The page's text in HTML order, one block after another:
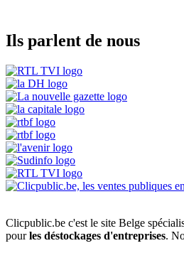
Ils parlent de nous
Clicpublic.be c'est le site Belge
pourles déstockages d'entreprises.